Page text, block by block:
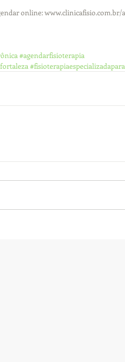
online: www.clinicafisio.com.br/
#agendarfisioterapia